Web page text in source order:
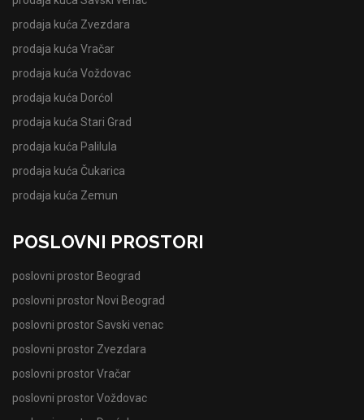
prodaja kuća Zvezdara
prodaja kuća Vračar
prodaja kuća Voždovac
prodaja kuća Dorćol
prodaja kuća Stari Grad
prodaja kuća Palilula
prodaja kuća Čukarica
prodaja kuća Zemun
POSLOVNI PROSTORI
poslovni prostor Beograd
poslovni prostor Novi Beograd
poslovni prostor Savski venac
poslovni prostor Zvezdara
poslovni prostor Vračar
poslovni prostor Voždovac